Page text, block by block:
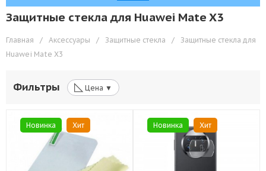
Защитные стекла для Huawei Mate X3
Главная / Аксессуары / Защитные стекла /
Защитные стекла для
Huawei Mate X3
Фильтры ◺ Цена ▼
Новинка Хит Новинка Хит